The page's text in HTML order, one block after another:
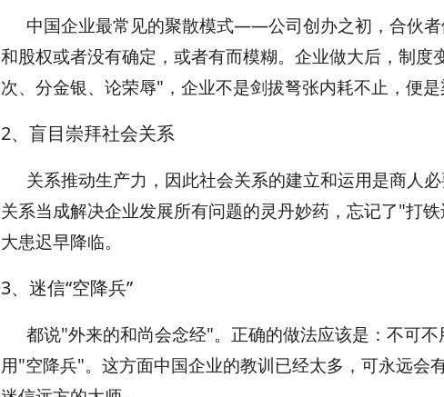
中国企业最常见的聚散模式——公司创办之初，合伙
和股权或者没有确定，或者有而模糊。企业做大后，制
次、分金银、论荣辱"，企业不是剑拔弩张内耗不止，便是
2、盲目崇拜社会关系
关系推动生产力，因此社会关系的建立和运用是商人
关系当成解决企业发展所有问题的灵丹妙药，忘记了"打
大患迟早降临。
3、迷信“空降兵”
都说"外来的和尚会念经"。正确的做法应该是：不可
用"空降兵"。这方面中国企业的教训已经太多，可永远会